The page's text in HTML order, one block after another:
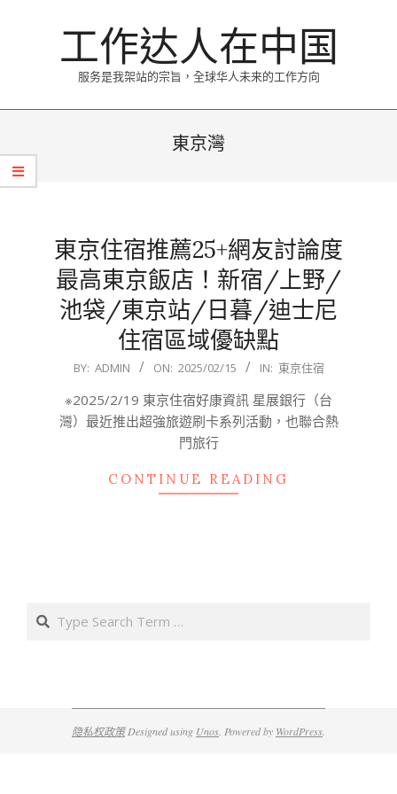
工作达人在中国
服务是我架站的宗旨，全球华人未来的工作方向
Menu
東京灣
東京住宿推薦25+網友討論度
最高東京飯店！新宿/上野/
池袋/東京站/日暮/迪士尼
住宿區域優缺點
2025-
15
BY: ADMIN ON: 2025/02/15 IN: 東京住宿
※2025/2/19 東京住宿好康資訊 星展銀行（台
灣）最近推出超強旅遊刷卡系列活動，也聯合熱
門旅行
CONTINUE READING
Search
隐私权政策Designed using Unos . Powered by WordPress